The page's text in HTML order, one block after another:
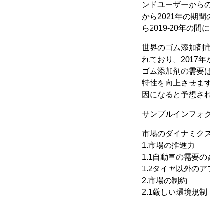
ンドユーザーから
から2021年の期間
ら2019-20年の間
世界のゴム添加剤
れており、2017年
ゴム添加剤の需要
特性を向上させま
因になると予想さ
サンプルインフォ
市場のダイナミク
1.市場の推進力
1.1自動車の需要の
1.2タイヤ以外の
2.市場の制約
2.1厳しい環境規制